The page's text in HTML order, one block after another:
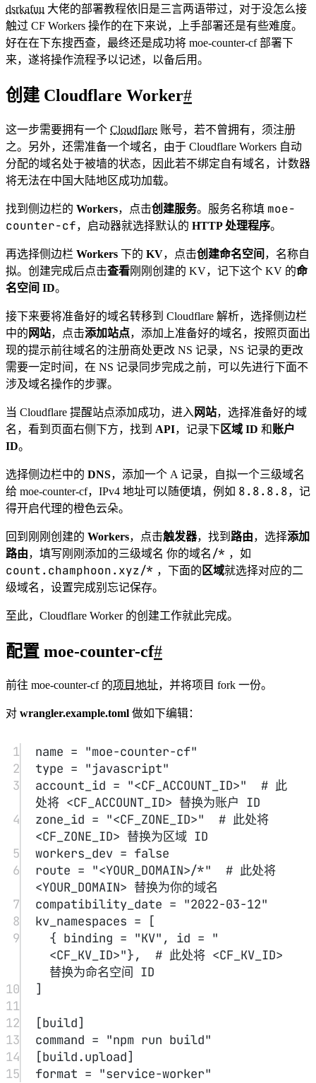
dsrkafuu 大佬的部署教程依旧是三言两语带过，对于没怎么接
触过 CF Workers 操作的在下来说，上手部署还是有些难度。
好在在下东搜西查，最终还是成功将 moe-counter-cf 部署下
来，遂将操作流程予以记述，以备后用。
创建 Cloudflare Worker#
这一步需要拥有一个 Cloudflare 账号，若不曾拥有，须注册
之。另外，还需准备一个域名，由于 Cloudflare Workers 自动
分配的域名处于被墙的状态，因此若不绑定自有域名，计数器
将无法在中国大陆地区成功加载。
找到侧边栏的 Workers，点击创建服务。服务名称填 moe-
counter-cf，启动器就选择默认的 HTTP 处理程序。
再选择侧边栏 Workers 下的 KV，点击创建命名空间 ，名称自
拟。创建完成后点击查看刚刚创建的 KV，记下这个 KV 的命
名空间 ID。
接下来要将准备好的域名转移到 Cloudflare 解析，选择侧边栏
中的 网站，点击添加站点，添加上准备好的域名，按照页面出
现的提示前往域名的注册商处更改 NS 记录，NS 记录的更改
需要一定时间，在 NS 记录同步完成之前，可以先进行下面不
涉及域名操作的步骤。
当 Cloudflare 提醒站点添加成功，进入 网站，选择准备好的域
名，看到页面右侧下方，找到 API，记录下区域 ID 和账户
ID。
选择侧边栏中的 DNS，添加一个 A 记录，自拟一个三级域名
给 moe-counter-cf，IPv4 地址可以随便填，例如 8.8.8.8，记
得开启代理的橙色云朵。
回到刚刚创建的 Workers，点击触发器，找到 路由，选择添加
路由，填写刚刚添加的三级域名 你的域名/* ，如
count.champhoon.xyz/* ，下面的 区域就选择对应的二
级域名，设置完成别忘记保存。
至此，Cloudflare Worker 的创建工作就此完成。
配置 moe-counter-cf#
前往 moe-counter-cf 的项目地址，并将项目 fork 一份。
对 wrangler.example.toml 做如下编辑：
1 name = "moe-counter-cf"
2
type = "javascript"
3
account_id = "<CF_ACCOUNT_ID>"
# 此
处将 <CF_ACCOUNT_ID> 替换为账户 ID
4
zone_id = "<CF_ZONE_ID>"
# 此处将
<CF_ZONE_ID> 替换为区域 ID
5
workers_dev = false
6
route = "<YOUR_DOMAIN>/*"
# 此处将
<YOUR_DOMAIN> 替换为你的域名
7
compatibility_date = "2022-03-12"
8
kv_namespaces = [
9
{ binding = "KV" , id = "
<CF_KV_ID>"}, # 此处将 <CF_KV_ID>
替换为命名空间 ID
10
]
11
12
[build]
13
command = "npm run build"
14
[build.upload]
15
format = "service-worker"